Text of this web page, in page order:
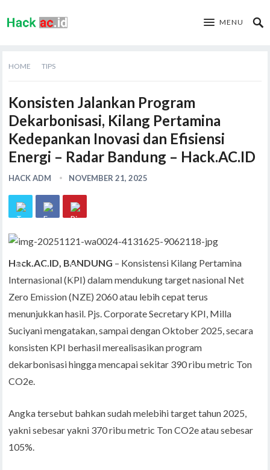
MENU
HOME TIPS
Konsisten Jalankan Program
Dekarbonisasi, Kilang Pertamina
Kedepankan Inovasi dan Efisiensi
Energi – Radar Bandung – Hack.AC.ID
HACK ADM NOVEMBER 21, 2025
Hack.AC.ID, BANDUNG – Konsistensi Kilang Pertamina
Internasional (KPI) dalam mendukung target nasional Net
Zero Emission (NZE) 2060 atau lebih cepat terus
menunjukkan hasil. Pjs. Corporate Secretary KPI, Milla
Suciyani mengatakan, sampai dengan Oktober 2025, secara
konsisten KPI berhasil merealisasikan program
dekarbonisasi hingga mencapai sekitar 390 ribu metric Ton
CO2e.
Angka tersebut bahkan sudah melebihi target tahun 2025,
yakni sebesar yakni 370 ribu metric Ton CO2e atau sebesar
105%.